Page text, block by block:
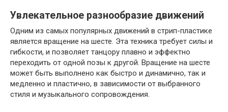
Увлекательное разнообразие движений
Одним из самых популярных движений в стрип-пластике
является вращение на шесте. Эта техника требует силы и
гибкости, и позволяет танцору плавно и эффектно
переходить от одной позы к другой. Вращение на шесте
может быть выполнено как быстро и динамично, так и
медленно и пластично, в зависимости от выбранного
стиля и музыкального сопровождения.